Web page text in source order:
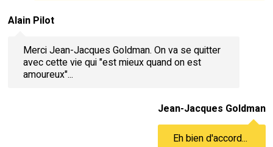
Alain Pilot
Merci Jean-Jacques Goldman. On va se quitter
avec cette vie qui "est mieux quand on est
amoureux"...
Jean-Jacques Goldman
Eh bien d'accord...